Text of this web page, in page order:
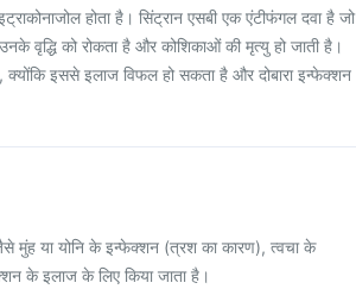
होता है। सिंट्रान एसबी एक एंटीफंगल दवा है जो
वृद्धि को रोकता है और कोशिकाओं की मृत्यु हो जाती है।
इससे इलाज विफल हो सकता है और दोबारा इन्फेक्शन
मुंह या योनि के इन्फेक्शन (त्रश का कारण), त्वचा के
के इलाज के लिए किया जाता है।